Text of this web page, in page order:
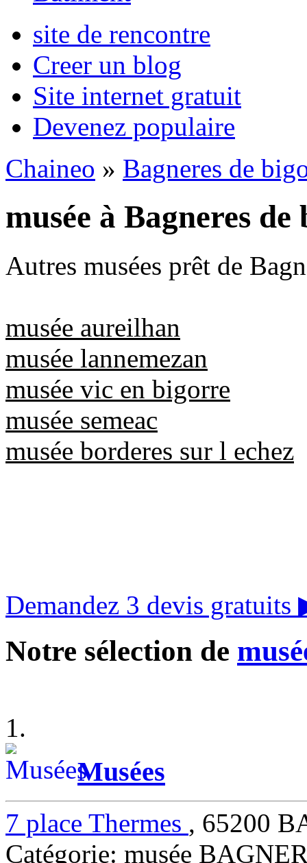
site de rencontre
Creer un blog
Site internet gratuit
Devenez populaire
Chaineo » Bagneres de
musée à Bagneres
Autres musées prêt de
musée aureilhan
musée lannemezan
musée vic en bigorre
musée semeac
musée borderes sur l echez
Demandez 3 devis gratuits
Notre sélection de
1.
Musées
7 place Thermes , 65200
Catégorie: musée